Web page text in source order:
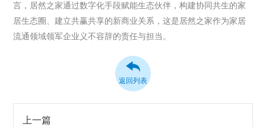
言，居然之家通过数字化手段赋能生态伙伴，构建协同共生的家
居生态圈、建立共赢共享的新商业关系，这是居然之家作为家居
流通领域领军企业义不容辞的责任与担当。
返回列表
上一篇